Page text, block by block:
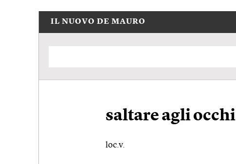
IL NUOVO DE MAURO
saltare agli occhi
loc.v.